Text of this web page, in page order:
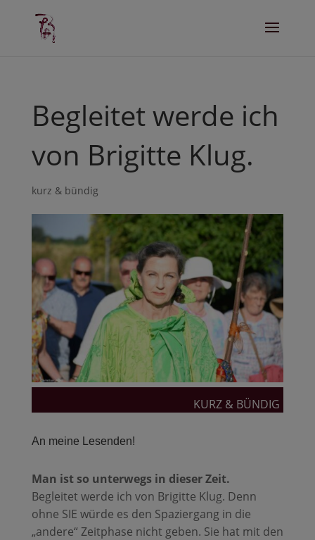
Begleitet werde ich
von Brigitte Klug.
kurz & bündig
KURZ & BÜNDIG
An meine Lesenden!
Man ist so unterwegs in dieser Zeit.
Begleitet werde ich von Brigitte Klug. Denn
ohne SIE würde es den Spaziergang in die
„andere“ Zeitphase nicht geben. Sie hat mit den